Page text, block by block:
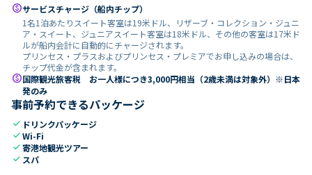
paidサービスチャージ（船内チップ）
1名1泊あたりスイート客室は19米ドル、リザーブ・コレクション・ジュニ
ア・スイート、ジュニアスイート客室は18米ドル、その他の客室は17米ド
ルが船内会計に自動的にチャージされます。
プリンセス・プラスおよびプリンセス・プレミアでお申し込みの場合は、
チップ代金が含まれます。
paid国際観光旅客税 お一人様につき3,000円相当（2歳未満は対象外）※日本
発のみ
事前予約できるパッケージ
check ドリンクパッケージ
checkWi-Fi
check寄港地観光ツアー
check スパ